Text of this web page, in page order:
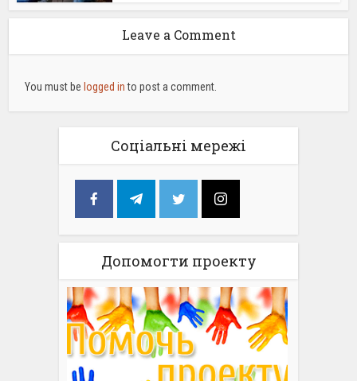
Leave a Comment
You must be logged into post a comment.
Соціальні мережі
Допомогти проекту